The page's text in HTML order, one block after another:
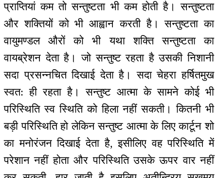
प्राप्तियां कम तो सन्तुष्टता भी कम होती है। सन्तुष्टता
और शक्तियों को भी आह्वान करती है। सन्तुष्टता का
वायुमण्डल औरों को भी यथा शक्ति सन्तुष्टता का
वायब्रेशन देता है। जो सन्तुष्ट रहता है उसकी निशानी
सदा प्रसन्नचित दिखाई देता है। सदा चेहरा हर्षितमुख
स्वत: ही रहता है। सन्तुष्ट आत्मा के सामने कोई भी
परिस्थिति स्व स्थिति को हिला नहीं सकती। कितनी भी
बड़ी परिस्थिति हो लेकिन सन्तुष्ट आत्मा के लिए कार्टून शो
का मनोरंजन दिखाई देता है, इसीलिए वह परिस्थिति में
परेशान नहीं होता और परिस्थिति उसके ऊपर वार नहीं